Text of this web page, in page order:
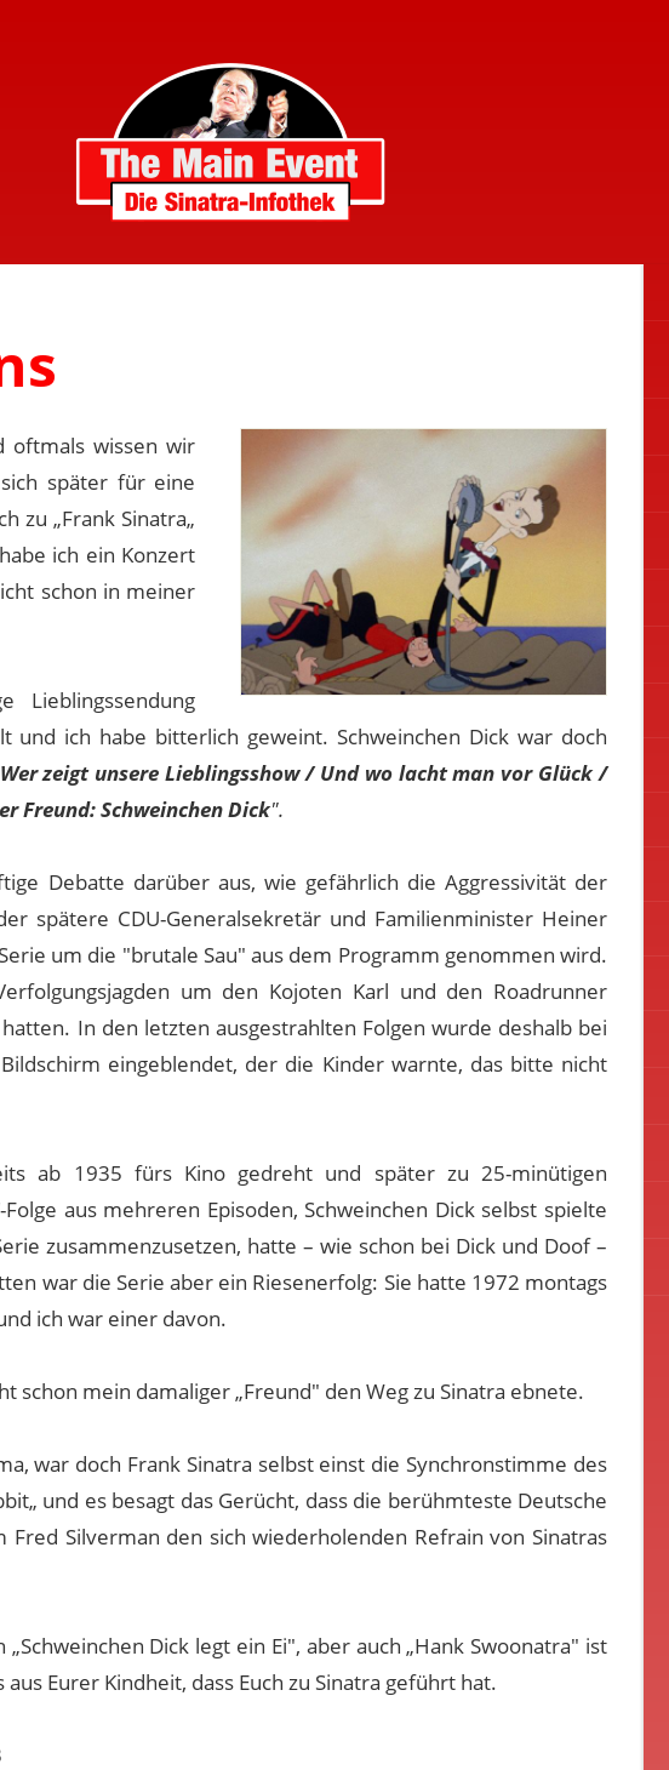
oftmals wissen wir
später für eine
zu „Frank Sinatra„
ich ein Konzert
schon in meiner
und ich habe bitterlich geweint. Schweinchen Dick war doch
Wer zeigt unsere Lieblingsshow / Und wo lacht man vor Glück /
Freund: Schweinchen Dick".
Debatte darüber aus, wie gefährlich die Aggressivität der
spätere CDU-Generalsekretär und Familienminister Heiner
um die "brutale Sau" aus dem Programm genommen wird.
um den Kojoten Karl und den Roadrunner
In den letzten ausgestrahlten Folgen wurde deshalb bei
eingeblendet, der die Kinder warnte, das bitte nicht
ab 1935 fürs Kino gedreht und später zu 25-minütigen
aus mehreren Episoden, Schweinchen Dick selbst spielte
zusammenzusetzen, hatte – wie schon bei Dick und Doof –
war die Serie aber ein Riesenerfolg: Sie hatte 1972 montags
ich war einer davon.
schon mein damaliger „Freund" den Weg zu Sinatra ebnete.
war doch Frank Sinatra selbst einst die Synchronstimme des
und es besagt das Gerücht, dass die berühmteste Deutsche
Silverman den sich wiederholenden Refrain von Sinatras
Dick legt ein Ei", aber auch „Hank Swoonatra" ist
Eurer Kindheit, dass Euch zu Sinatra geführt hat.